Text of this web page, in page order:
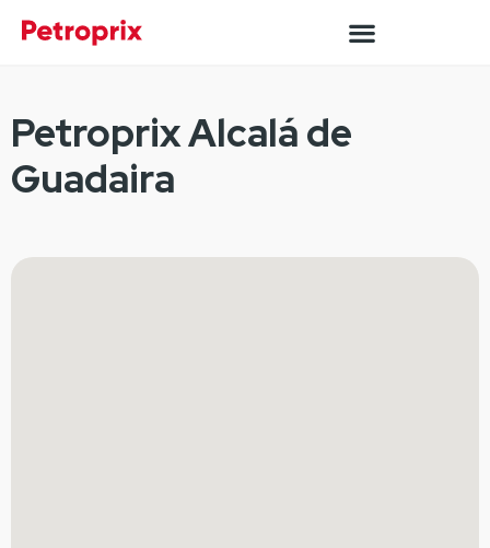
Petroprix Alcalá de
Guadaira